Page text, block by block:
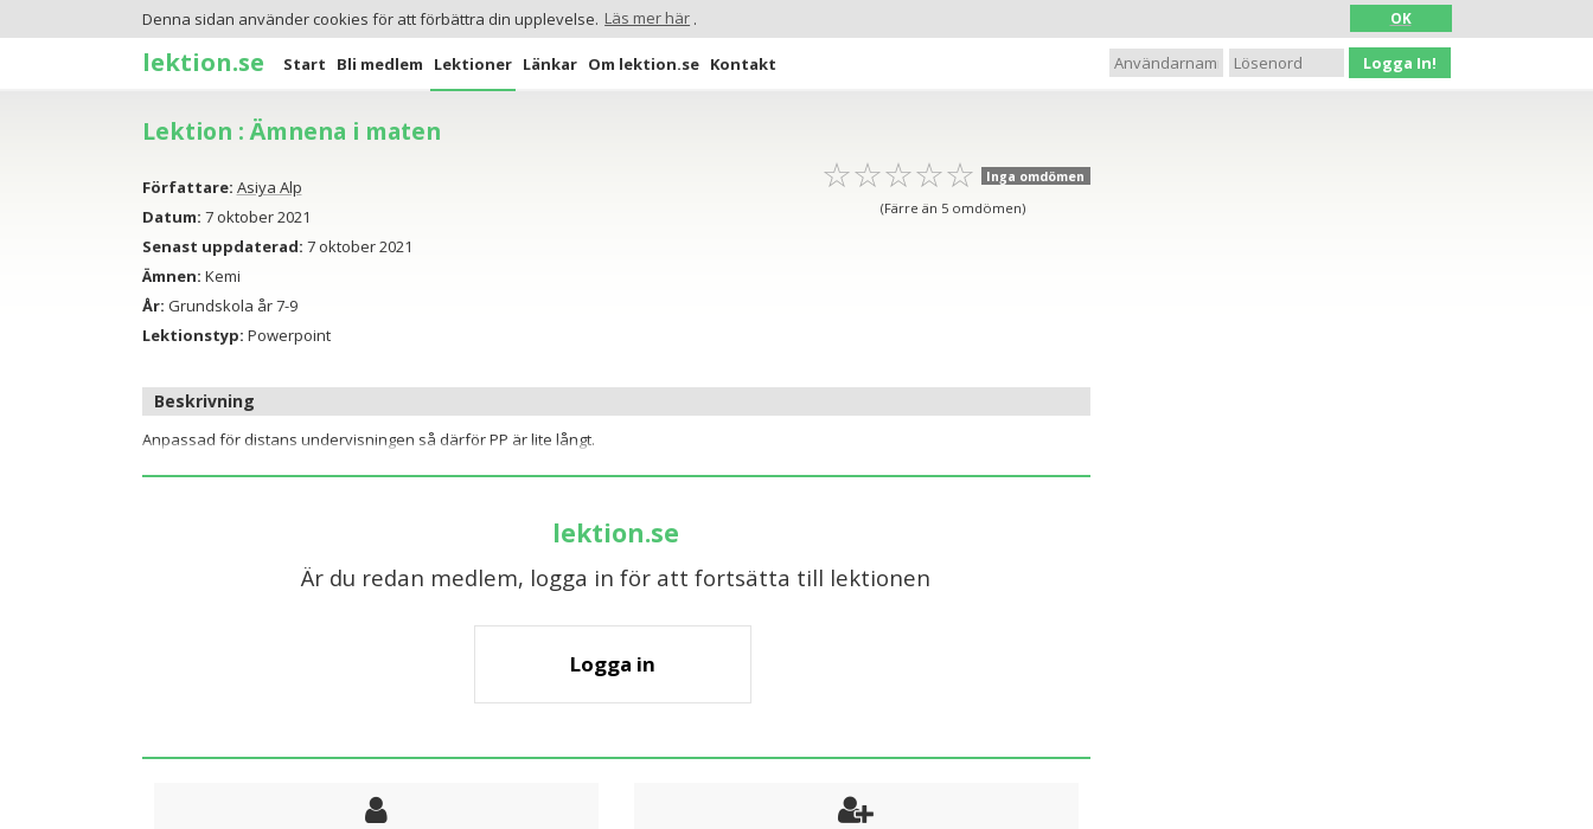
Denna sidan använder cookies för att förbättra din upplevelse. Läs mer här . OK
lektion.se Start Bli medlem Lektioner Länkar Om lektion.se Kontakt Logga In!
Lektion : Ämnena i maten
☆☆☆☆☆
★★★★★ Inga omdömen
(Färre än 5 omdömen)
Författare: Asiya Alp
Datum: 7 oktober 2021
Senast uppdaterad: 7 oktober 2021
Ämnen: Kemi
År: Grundskola år 7-9
Lektionstyp: Powerpoint
Beskrivning
Anpassad för distans undervisningen så därför PP är lite långt.
lektion.se
Är du redan medlem, logga in för att fortsätta till lektionen
Logga in